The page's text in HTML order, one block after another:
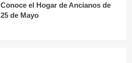
Conoce el Hogar de Ancianos de
25 de Mayo